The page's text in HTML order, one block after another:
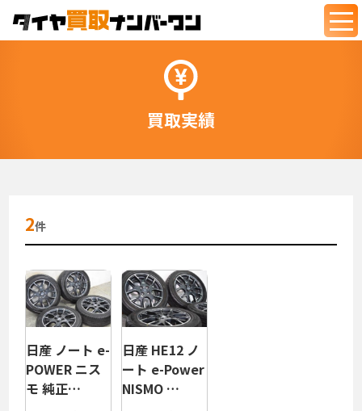
買取実績
2件
日産 ノート e-
POWER ニス
モ 純正…
日産 HE12 ノ
ート e-Power
NISMO …